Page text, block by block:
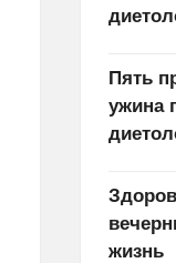
Пять
ужина
жизнь